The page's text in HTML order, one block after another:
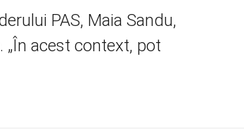
PAS, Maia Sandu,
acest context, pot